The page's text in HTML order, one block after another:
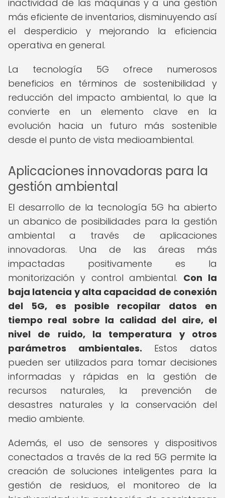
inactividad de las máquinas y a una gestión
más eficiente de inventarios, disminuyendo así
el desperdicio y mejorando la eficiencia
operativa en general.
La tecnología 5G ofrece numerosos
beneficios en términos de sostenibilidad y
reducción del impacto ambiental, lo que la
convierte en un elemento clave en la
evolución hacia un futuro más sostenible
desde el punto de vista medioambiental.
Aplicaciones innovadoras para la
gestión ambiental
El desarrollo de la tecnología 5G ha abierto
un abanico de posibilidades para la gestión
ambiental a través de aplicaciones
innovadoras. Una de las áreas más
impactadas positivamente es la
monitorización y control ambiental. Con la
baja latencia y alta capacidad de conexión
del 5G, es posible recopilar datos en
tiempo real sobre la calidad del aire, el
nivel de ruido, la temperatura y otros
parámetros ambientales. Estos datos
pueden ser utilizados para tomar decisiones
informadas y rápidas en la gestión de
recursos naturales, la prevención de
desastres naturales y la conservación del
medio ambiente.
Además, el uso de sensores y dispositivos
conectados a través de la red 5G permite la
creación de soluciones inteligentes para la
gestión de residuos, el monitoreo de la